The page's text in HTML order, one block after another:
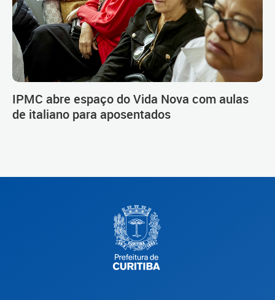
IPMC abre espaço do Vida Nova com aulas
de italiano para aposentados